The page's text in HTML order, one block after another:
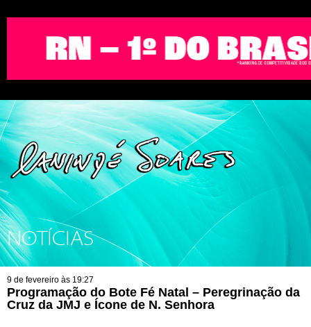
NOTÍCIAS
9 de fevereiro às 19:27
Programação do Bote Fé Natal – Peregrinação da
Cruz da JMJ e Ícone de N. Senhora